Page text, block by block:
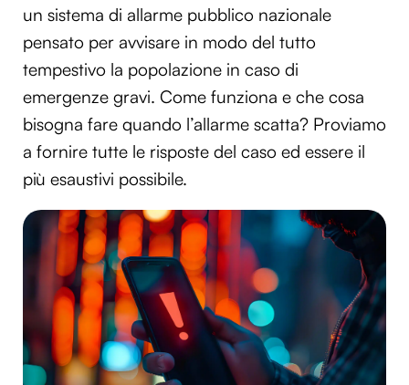
un sistema di allarme pubblico nazionale
pensato per avvisare in modo del tutto
tempestivo la popolazione in caso di
emergenze gravi. Come funziona e che cosa
bisogna fare quando l’allarme scatta? Proviamo
a fornire tutte le risposte del caso ed essere il
più esaustivi possibile.